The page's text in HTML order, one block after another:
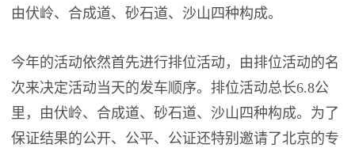
由伏岭、合成道、砂石道、沙山四种构成。
今年的活动依然首先进行排位活动，由排位活动的名
次来决定活动当天的发车顺序。排位活动总长6.8公
里，由伏岭、合成道、砂石道、沙山四种构成。为了
保证结果的公开、公平、公证还特别邀请了北京的专